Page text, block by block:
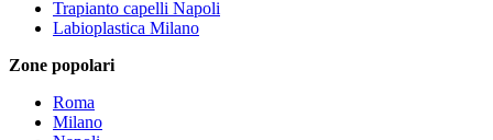
Trapianto capelli Napoli
Labioplastica Milano
Zone popolari
Roma
Milano